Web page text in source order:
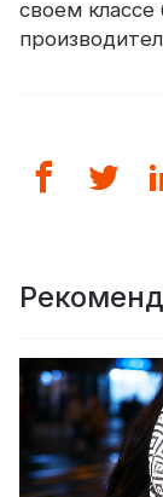
своем классе